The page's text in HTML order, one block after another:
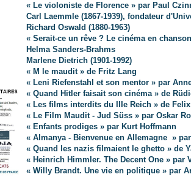
« Le violoniste de Florence » par Paul
Carl Laemmle (1867-1939), fondateur
Richard Oswald (1880-1963)
« Serait-ce un rêve ? Le cinéma en
Helma Sanders-Brahms
Marlene Dietrich (1901-1992)
« M le maudit » de Fritz Lang
« Leni Riefenstahl et son mentor » par
« Quand Hitler faisait son cinéma » de
« Les films interdits du IIIe Reich » de
« Le Film Maudit - Jud Süss » par Oskar
« Enfants prodiges » par Kurt Hoffmann
« Almanya - Bienvenue en Allemagne »
« Quand les nazis filmaient le ghetto » de
« Heinrich Himmler. The Decent One » par
« Willy Brandt. Une vie en politique » par